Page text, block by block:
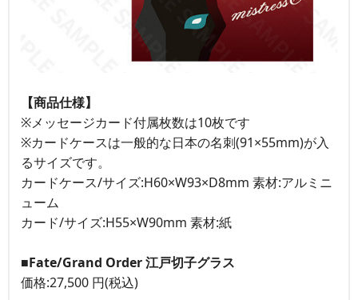
【商品仕様】
※メッセージカード付属枚数は10枚です
※カードケースは一般的な日本の名刺(91×55mm)が入
るサイズです。
カードケース/サイズ:H60×W93×D8mm 素材:アルミニ
ューム
カード/サイズ:H55×W90mm 素材:紙
■Fate/Grand Order 江戸切子グラス
価格:27,500 円(税込)